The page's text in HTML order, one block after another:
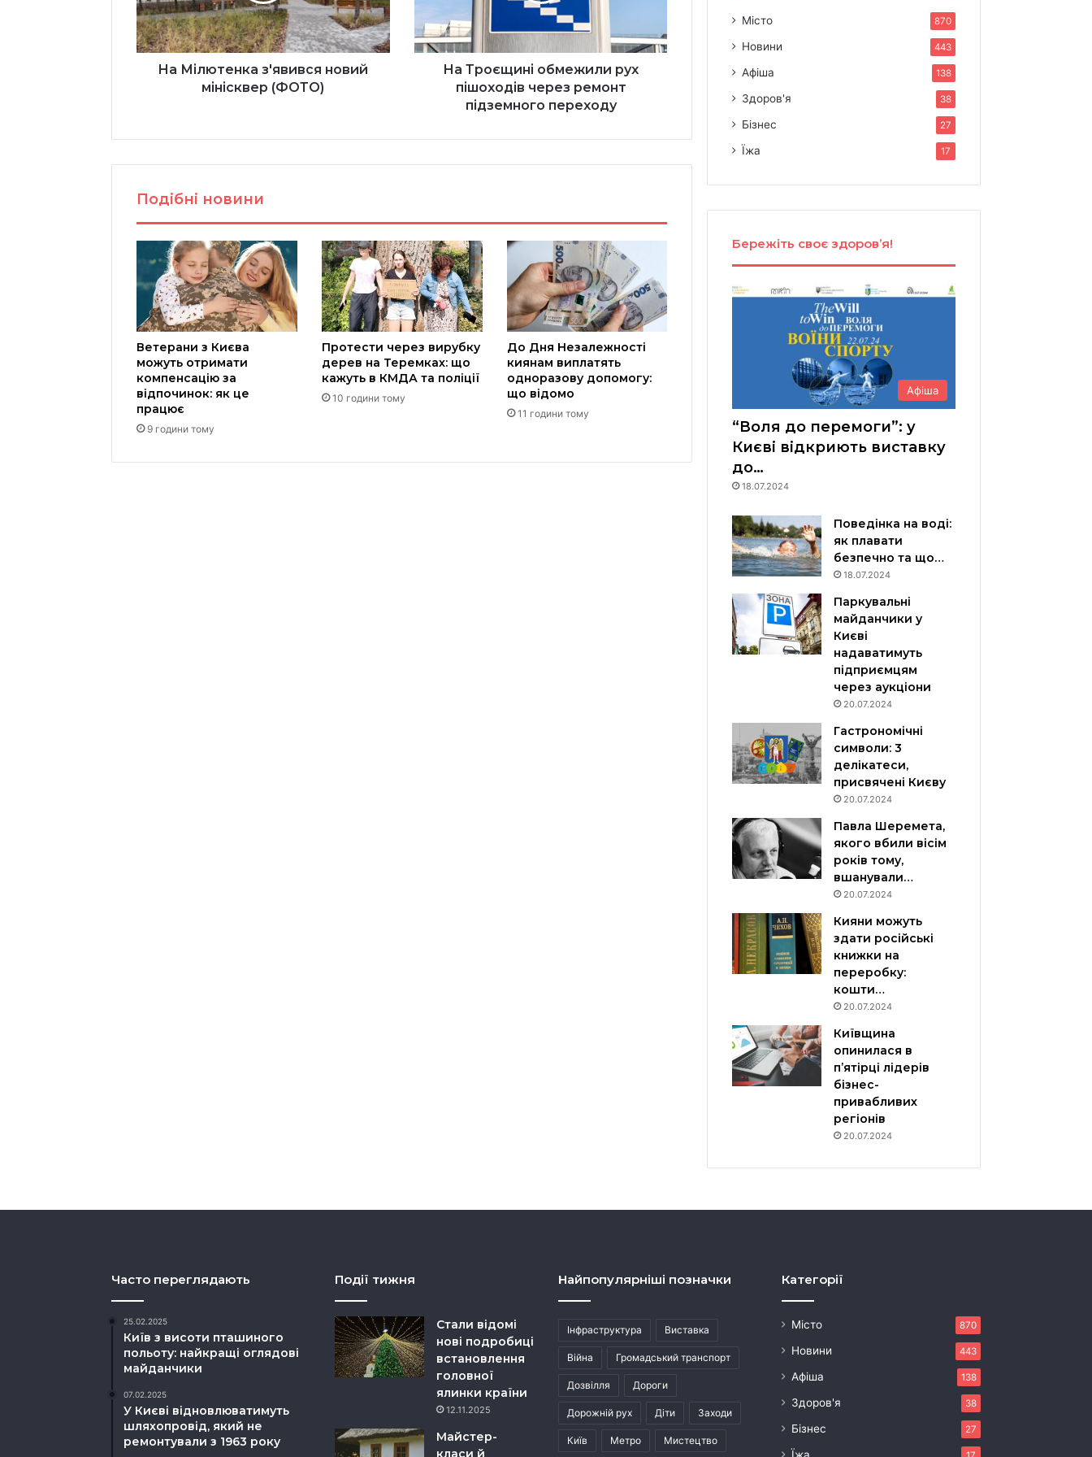
На Мілютенка з'явився новий
мінісквер (ФОТО)
ремонт
підземного
переходу
На Троєщині обмежили рух
пішоходів через ремонт
підземного переходу
Подібні новини
Ветерани з Києва
можуть отримати
компенсацію за
відпочинок: як це
працює
9 години тому
Протести через вирубку
дерев на Теремках: що
кажуть в КМДА та поліції
10 години тому
До Дня Незалежності
киянам виплатять
одноразову допомогу:
що відомо
11 години тому
Місто 870
Новини 443
Афіша 138
Здоров'я 38
Бізнес 27
Їжа 17
Бережіть своє здоров’я!
Афіша
“Воля до перемоги”: у
Києві відкриють виставку
до…
18.07.2024
Поведінка на воді:
як плавати
безпечно та що…
18.07.2024
Паркувальні
майданчики у
Києві
надаватимуть
підприємцям
через аукціони
20.07.2024
Гастрономічні
символи: 3
делікатеси,
присвячені Києву
20.07.2024
Павла Шеремета,
якого вбили вісім
років тому,
вшанували…
20.07.2024
Кияни можуть
здати російські
книжки на
переробку:
кошти…
20.07.2024
Київщина
опинилася в
пʼятірці лідерів
бізнес-
привабливих
регіонів
20.07.2024
Часто переглядають
25.02.2025
Київ з висоти пташиного
польоту: найкращі оглядові
майданчики
07.02.2025
У Києві відновлюватимуть
шляхопровід, який не
ремонтували з 1963 року
Події тижня
Стали відомі
нові подробиці
встановлення
головної
ялинки країни
12.11.2025
Майстер-
класи й
Найпопулярніші позначки
Інфраструктура Виставка
Війна Громадський транспорт
Дозвілля Дороги
Дорожній рух Діти Заходи
Київ Метро Мистецтво
Категорії
Місто 870
Новини 443
Афіша 138
Здоров'я 38
Бізнес 27